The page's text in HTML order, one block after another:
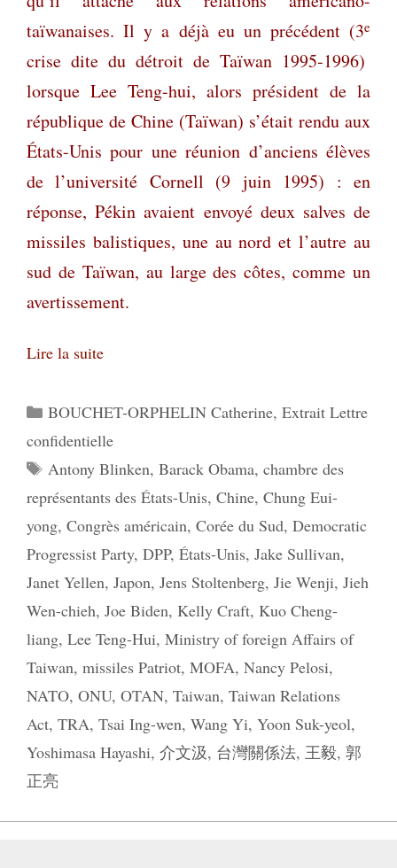
taïwanaises. Il y a déjà eu un précédent (3e
crise dite du détroit de Taïwan 1995-1996)
lorsque Lee Teng-hui, alors président de la
république de Chine (Taïwan) s’était rendu aux
États-Unis pour une réunion d’anciens élèves
de l’université Cornell (9 juin 1995) : en
réponse, Pékin avaient envoyé deux salves de
missiles balistiques, une au nord et l’autre au
sud de Taïwan, au large des côtes, comme un
avertissement.
Lire la suite
Catégories
BOUCHET-ORPHELIN Catherine, Extrait Lettre
confidentielle
Étiquettes
Antony Blinken, Barack Obama, chambre des
représentants des États-Unis, Chine, Chung Eui-
yong, Congrès américain, Corée du Sud, Democratic
Progressist Party, DPP, États-Unis, Jake Sullivan,
Janet Yellen, Japon, Jens Stoltenberg, Jie Wenji, Jieh
Wen-chieh, Joe Biden, Kelly Craft, Kuo Cheng-
liang, Lee Teng-Hui, Ministry of foreign Affairs of
Taiwan, missiles Patriot, MOFA, Nancy Pelosi,
NATO, ONU, OTAN, Taiwan, Taiwan Relations
Act, TRA, Tsai Ing-wen, Wang Yi, Yoon Suk-yeol,
Yoshimasa Hayashi, 介文汲, 台灣關係法, 王毅, 郭
正亮